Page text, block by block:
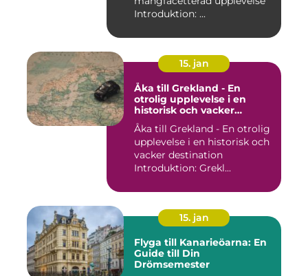
Introduktion: ...
15. jan
Åka till Grekland - En
otrolig upplevelse i en
historisk och vacker
destination
Åka till Grekland - En otrolig
upplevelse i en historisk och
vacker destination
Introduktion: Grekl...
15. jan
Flyga till Kanarieöarna: En
Guide till Din
Drömsemester